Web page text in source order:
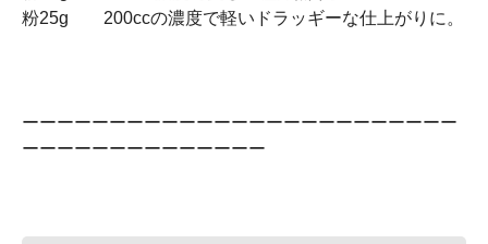
粉25g 200ccの濃度で軽いドラッギーな仕上がりに。
ーーーーーーーーーーーーーーーーーーーーーーーーー
ーーーーーーーーーーーーーー